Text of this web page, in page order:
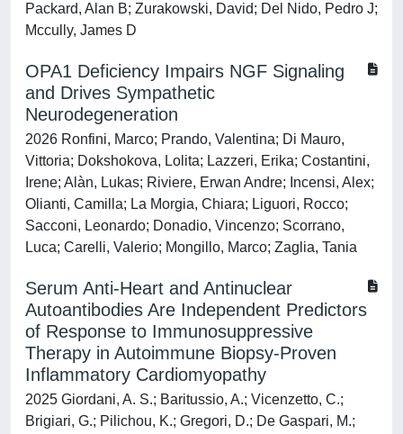
Packard, Alan B; Zurakowski, David; Del Nido, Pedro J;
Mccully, James D
OPA1 Deficiency Impairs NGF Signaling
and Drives Sympathetic
Neurodegeneration
2026 Ronfini, Marco; Prando, Valentina; Di Mauro,
Vittoria; Dokshokova, Lolita; Lazzeri, Erika; Costantini,
Irene; Alàn, Lukas; Riviere, Erwan Andre; Incensi, Alex;
Olianti, Camilla; La Morgia, Chiara; Liguori, Rocco;
Sacconi, Leonardo; Donadio, Vincenzo; Scorrano,
Luca; Carelli, Valerio; Mongillo, Marco; Zaglia, Tania
Serum Anti-Heart and Antinuclear
Autoantibodies Are Independent Predictors
of Response to Immunosuppressive
Therapy in Autoimmune Biopsy-Proven
Inflammatory Cardiomyopathy
2025 Giordani, A. S.; Baritussio, A.; Vicenzetto, C.;
Brigiari, G.; Pilichou, K.; Gregori, D.; De Gaspari, M.;